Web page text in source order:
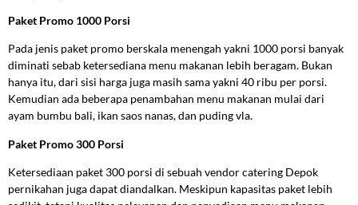
Paket Promo 1000 Porsi
Pada jenis paket promo berskala menengah yakni 1000 porsi banyak
diminati sebab ketersediana menu makanan lebih beragam. Bukan
hanya itu, dari sisi harga juga masih sama yakni 40 ribu per porsi.
Kemudian ada beberapa penambahan menu makanan mulai dari
ayam bumbu bali, ikan saos nanas, dan puding vla.
Paket Promo 300 Porsi
Ketersediaan paket 300 porsi di sebuah vendor catering Depok
pernikahan juga dapat diandalkan. Meskipun kapasitas paket lebih